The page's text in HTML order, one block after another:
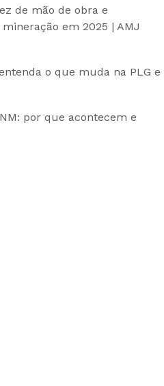
de mão de obra e
em 2025 | AMJ
o que muda na PLG e
por que acontecem e